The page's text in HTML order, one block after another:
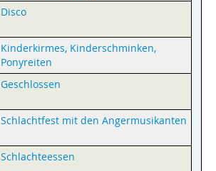
Disco
Kinderkirmes, Kinderschminken,
Ponyreiten
Geschlossen
Schlachtfest mit den Angermusikanten
Schlachteessen